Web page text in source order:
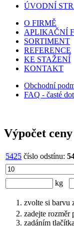
ÚVODNÍ
O FIRMĚ
APLIKAČNÍ
SORTIMENT
REFERENCE
KE STAŽENÍ
KONTAKT
Obchodní
FAQ - časté
Výpočet
5425 číslo odstínu:
kg
zvolte si barvu
zadejte rozměr
zadáním